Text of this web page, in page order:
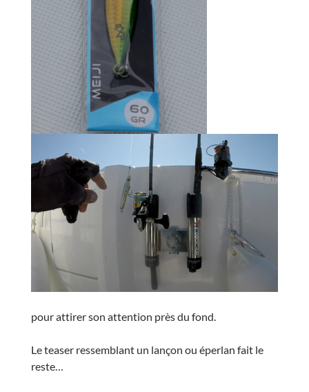
pour attirer son attention près du fond.
Le teaser ressemblant un lançon ou éperlan fait le
reste…